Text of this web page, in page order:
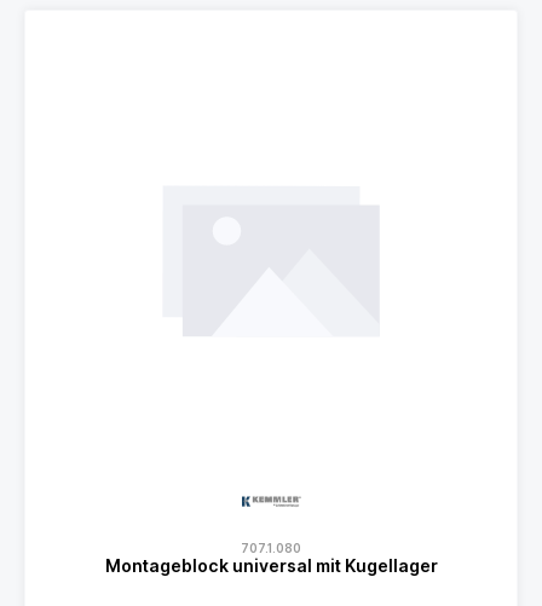
707.1.080
Montageblock universal mit Kugellager